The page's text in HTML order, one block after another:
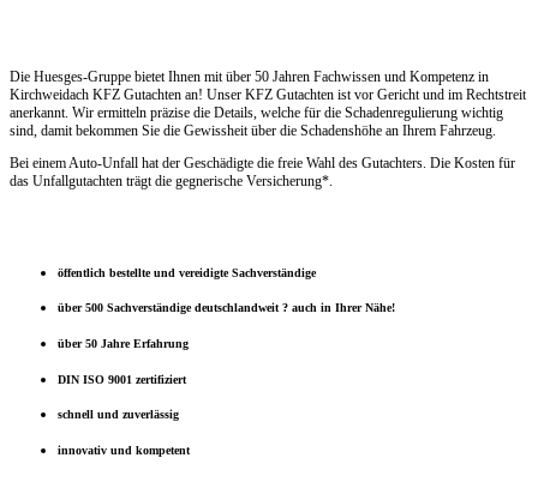
Die Huesges-Gruppe bietet Ihnen mit über 50 Jahren Fachwissen und Kompetenz in
Kirchweidach KFZ Gutachten an! Unser KFZ Gutachten ist vor Gericht und im Rechtstreit
anerkannt. Wir ermitteln präzise die Details, welche für die Schadenregulierung wichtig
sind, damit bekommen Sie die Gewissheit über die Schadenshöhe an Ihrem Fahrzeug.
Bei einem Auto-Unfall hat der Geschädigte die freie Wahl des Gutachters. Die Kosten für
das Unfallgutachten trägt die gegnerische Versicherung*.
öffentlich bestellte und vereidigte Sachverständige
über 500 Sachverständige deutschlandweit ? auch in Ihrer Nähe!
über 50 Jahre Erfahrung
DIN ISO 9001 zertifiziert
schnell und zuverlässig
innovativ und kompetent